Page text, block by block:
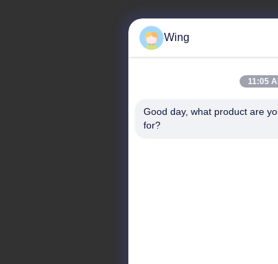
우리 주소
시
Wing
11:05
Good day, what product are
for?